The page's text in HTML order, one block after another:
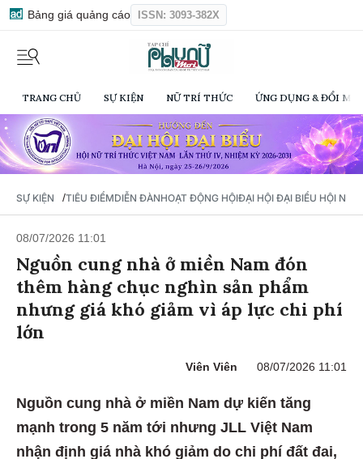
Bảng giá quảng cáo ISSN: 3093-382X
TRANG CHỦ SỰ KIỆN NỮ TRÍ THỨC ỨNG DỤNG & ĐỔI
SỰ KIỆN /TIÊU ĐIỂMDIỄN ĐÀNHOẠT ĐỘNG HỘIĐẠI HỘI ĐẠI BIỂU HỘI NỮ
08/07/2026 11:01
Nguồn cung nhà ở miền Nam đón
thêm hàng chục nghìn sản phẩm
nhưng giá khó giảm vì áp lực chi phí
lớn
Viên Viên 08/07/2026 11:01
Nguồn cung nhà ở miền Nam dự kiến tăng
mạnh trong 5 năm tới nhưng JLL Việt Nam
nhận định giá nhà khó giảm do chi phí đất đai,